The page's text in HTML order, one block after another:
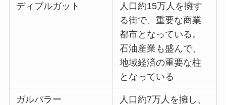
ディブルガット
人口約15万人を擁す
る街で、重要な商業
都市となっている。
石油産業も盛んで、
地域経済の重要な柱
となっている
ガルパラー
人口約7万人を擁し、